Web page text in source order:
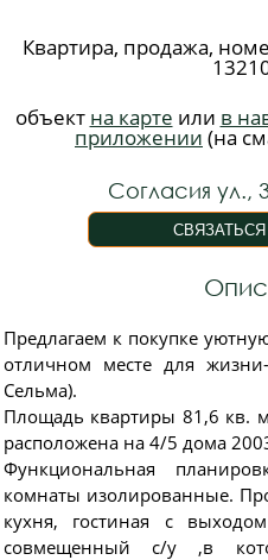
Квартира, продажа,
объект на карте или в
приложении (на
Согласия ул.,
Предлагаем к покупке
отличном месте для
Сельма).
Площадь квартиры 81,6 кв.
расположена на 4/5 дома
Функциональная
комнаты изолированные.
кухня, гостиная с
совмещенный с/у ,в